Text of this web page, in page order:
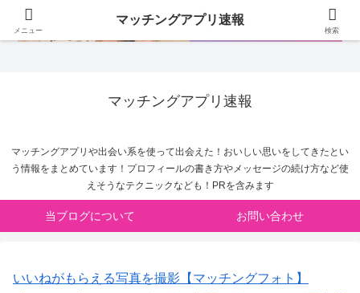
マッチングアプリ速報
マッチングアプリや出会い系を使って出会えた！おいしい思いをしてきたとい
う情報をまとめています！プロフィールの書き方やメッセージの続け方など使
えそうなテクニックなども！PRを含みます
当ブログについて お問い合わせ
いいねがもらえる写真を撮影【マッチングフォト】
メニュー
マッチングアプリ速報
検索